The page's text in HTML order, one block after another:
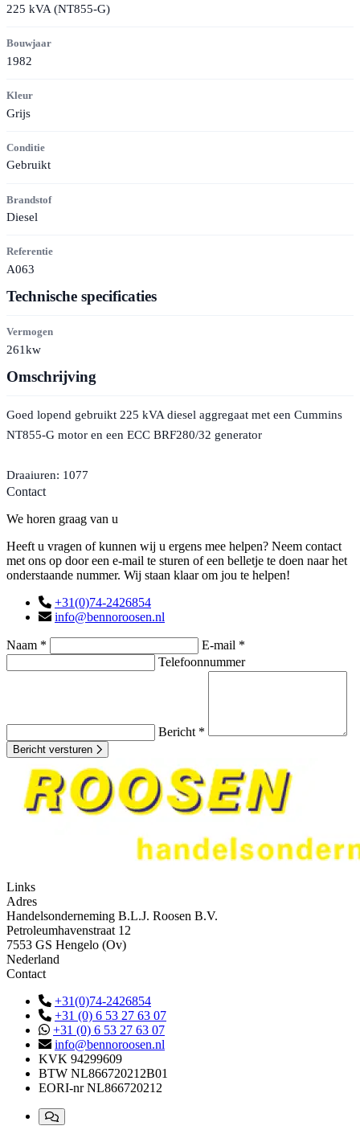
225 kVA (NT855-G)
Bouwjaar
1982
Kleur
Grijs
Conditie
Gebruikt
Brandstof
Diesel
Referentie
A063
Technische specificaties
Vermogen
261kw
Omschrijving
Goed lopend gebruikt 225 kVA diesel aggregaat met een Cummins
NT855-G motor en een ECC BRF280/32 generator
Draaiuren: 1077
Contact
We horen graag van u
Heeft u vragen of kunnen wij u ergens mee helpen? Neem contact
met ons op door een e-mail te sturen of een belletje te doen naar het
onderstaande nummer. Wij staan klaar om jou te helpen!
+31(0)74-2426854
info@bennoroosen.nl
Naam *
E-mail *
Telefoonnummer
Bericht *
Bericht versturen
Links
Adres
Handelsonderneming B.L.J. Roosen B.V.
Petroleumhavenstraat 12
7553 GS Hengelo (Ov)
Nederland
Contact
+31(0)74-2426854
+31 (0) 6 53 27 63 07
+31 (0) 6 53 27 63 07
info@bennoroosen.nl
KVK 94299609
BTW NL866720212B01
EORI-nrNL866720212